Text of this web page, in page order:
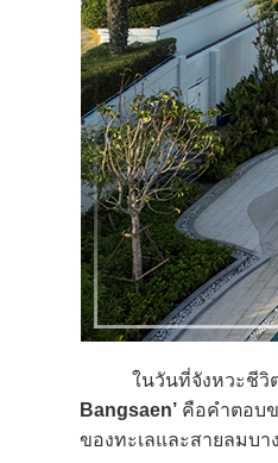
ในวันที่จังหวะชีวิตหมุน
Bangsaen’ คือคำตอบ
ของทะเลและสายลมบ